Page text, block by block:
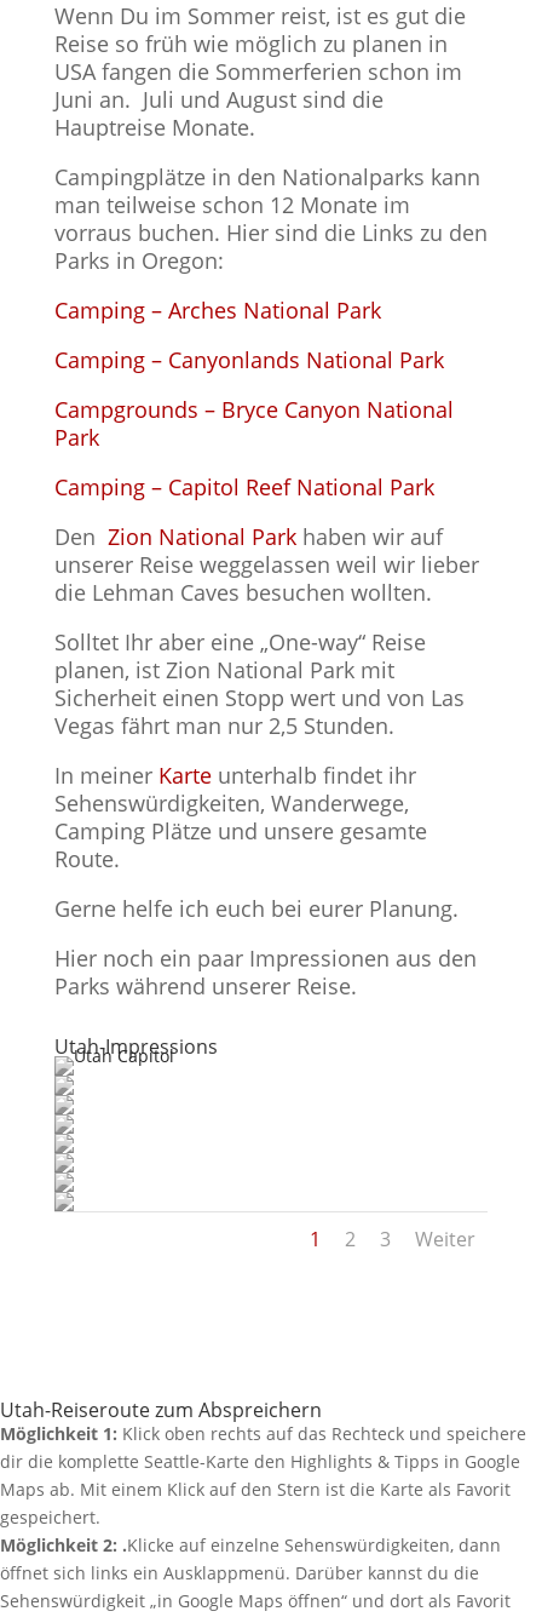
Wenn Du im Sommer reist, ist es gut die
Reise so früh wie möglich zu planen in
USA fangen die Sommerferien schon im
Juni an. Juli und August sind die
Hauptreise Monate.
Campingplätze in den Nationalparks kann
man teilweise schon 12 Monate im
vorraus buchen. Hier sind die Links zu den
Parks in Oregon:
Camping – Arches National Park
Camping – Canyonlands National Park
Campgrounds – Bryce Canyon National
Park
Camping – Capitol Reef National Park
Den Zion National Park haben wir auf
unserer Reise weggelassen weil wir lieber
die Lehman Caves besuchen wollten.
Solltet Ihr aber eine „One-way“ Reise
planen, ist Zion National Park mit
Sicherheit einen Stopp wert und von Las
Vegas fährt man nur 2,5 Stunden.
In meiner Karteunterhalb findet ihr
Sehenswürdigkeiten, Wanderwege,
Camping Plätze und unsere gesamte
Route.
Gerne helfe ich euch bei eurer Planung.
Hier noch ein paar Impressionen aus den
Parks während unserer Reise.
Utah-Impressions
1 2 3 Weiter
Utah-Reiseroute zum Abspreichern
Möglichkeit 1: Klick oben rechts auf das Rechteck und speichere
dir die komplette Seattle-Karte den Highlights & Tipps in Google
Maps ab. Mit einem Klick auf den Stern ist die Karte als Favorit
gespeichert.
Möglichkeit 2: .Klicke auf einzelne Sehenswürdigkeiten, dann
öffnet sich links ein Ausklappmenü. Darüber kannst du die
Sehenswürdigkeit „in Google Maps öffnen“ und dort als Favorit